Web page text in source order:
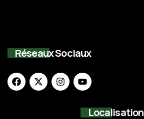
Réseaux Sociaux
Localisation